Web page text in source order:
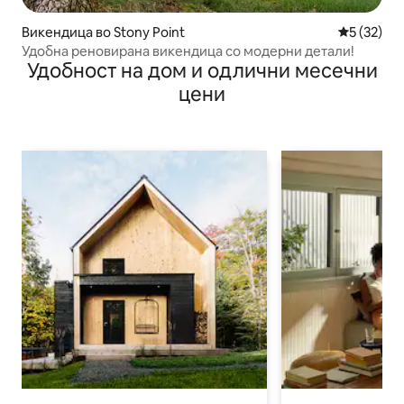
Викендица во Stony Point Просечна
5 (32)
Удобна реновирана викендица со модерни детали!
Удобност на дом и одлични месечни
цени